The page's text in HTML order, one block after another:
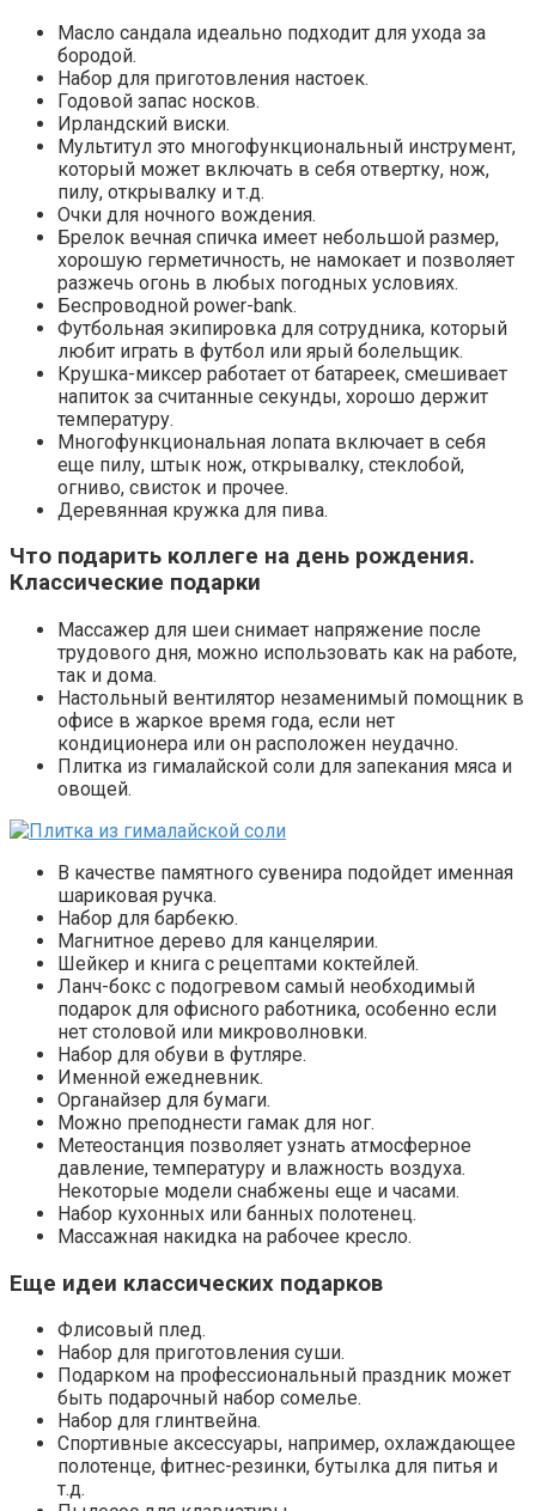
Масло сандала идеально подходит для ухода за
бородой.
Набор для приготовления настоек.
Годовой запас носков.
Ирландский виски.
Мультитул это многофункциональный инструмент,
который может включать в себя отвертку, нож,
пилу, открывалку и т.д.
Очки для ночного вождения.
Брелок вечная спичка имеет небольшой размер,
хорошую герметичность, не намокает и позволяет
разжечь огонь в любых погодных условиях.
Беспроводной power-bank.
Футбольная экипировка для сотрудника, который
любит играть в футбол или ярый болельщик.
Крушка-миксер работает от батареек, смешивает
напиток за считанные секунды, хорошо держит
температуру.
Многофункциональная лопата включает в себя
еще пилу, штык нож, открывалку, стеклобой,
огниво, свисток и прочее.
Деревянная кружка для пива.
Что подарить коллеге на день рождения.
Классические подарки
Массажер для шеи снимает напряжение после
трудового дня, можно использовать как на работе,
так и дома.
Настольный вентилятор незаменимый помощник в
офисе в жаркое время года, если нет
кондиционера или он расположен неудачно.
Плитка из гималайской соли для запекания мяса и
овощей.
В качестве памятного сувенира подойдет именная
шариковая ручка.
Набор для барбекю.
Магнитное дерево для канцелярии.
Шейкер и книга с рецептами коктейлей.
Ланч-бокс с подогревом самый необходимый
подарок для офисного работника, особенно если
нет столовой или микроволновки.
Набор для обуви в футляре.
Именной ежедневник.
Органайзер для бумаги.
Можно преподнести гамак для ног.
Метеостанция позволяет узнать атмосферное
давление, температуру и влажность воздуха.
Некоторые модели снабжены еще и часами.
Набор кухонных или банных полотенец.
Массажная накидка на рабочее кресло.
Еще идеи классических подарков
Флисовый плед.
Набор для приготовления суши.
Подарком на профессиональный праздник может
быть подарочный набор сомелье.
Набор для глинтвейна.
Спортивные аксессуары, например, охлаждающее
полотенце, фитнес-резинки, бутылка для питья и
т.д.